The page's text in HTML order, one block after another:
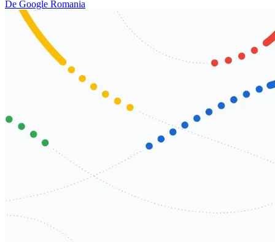
De Google Romania